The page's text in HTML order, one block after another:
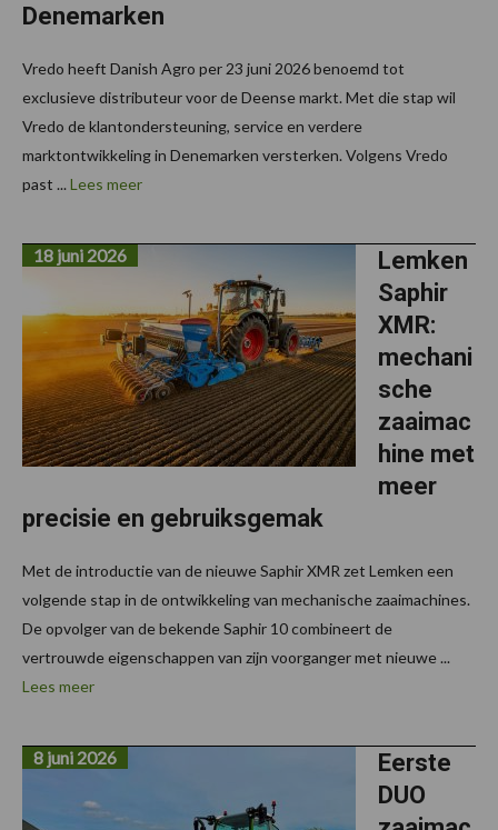
Denemarken
Vredo heeft Danish Agro per 23 juni 2026 benoemd tot
exclusieve distributeur voor de Deense markt. Met die stap wil
Vredo de klantondersteuning, service en verdere
marktontwikkeling in Denemarken versterken. Volgens Vredo
past ... Lees meer
Lemken
Saphir
XMR:
mechani
sche
zaaimac
hine met
meer
precisie en gebruiksgemak
18 juni 2026
Met de introductie van de nieuwe Saphir XMR zet Lemken een
volgende stap in de ontwikkeling van mechanische zaaimachines.
De opvolger van de bekende Saphir 10 combineert de
vertrouwde eigenschappen van zijn voorganger met nieuwe ...
Lees meer
Eerste
DUO
8 juni 2026